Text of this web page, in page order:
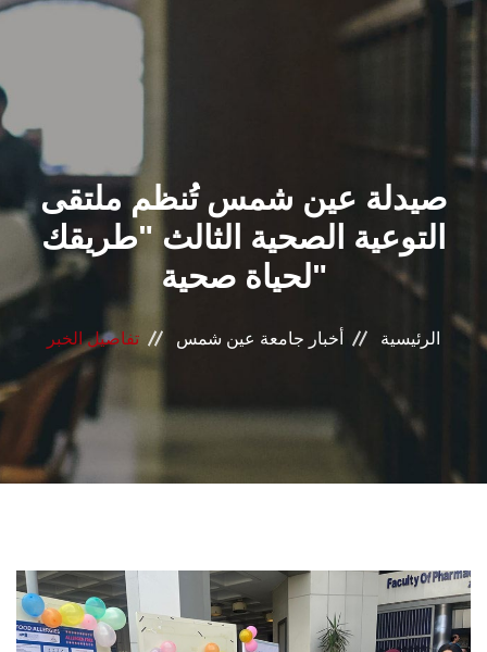
الرئيسيـة
القطاعـات
الشئون الأكاديمية
البحث العلمي
المراكز والوحدات
الأنظمة الذكية
الطلاب
صيدلة عين شمس تُنظم ملتقى
التوعية الصحية الثالث "طريقك
لحياة صحية"
الرئيسية أخبار جامعة عين شمس تفاصيل الخبر